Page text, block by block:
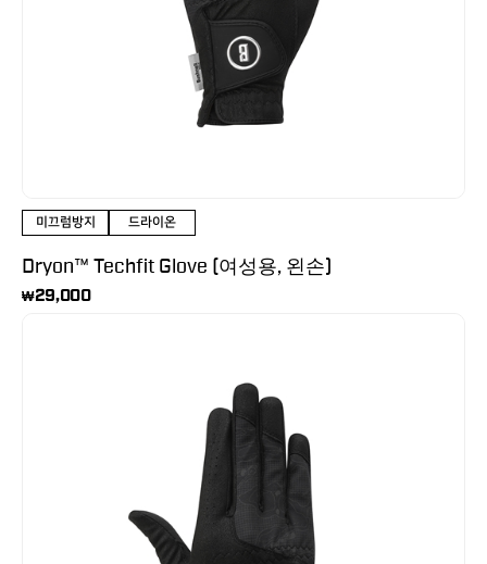
미끄럼방지 드라이온
Dryon™ Techfit Glove (여성용, 왼손)
₩29,000